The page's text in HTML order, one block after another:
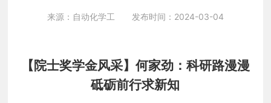
来源：自动化学工 发布时间：2024-03-04
【院士奖学金风采】何家劲：科研路漫漫
砥砺前行求新知